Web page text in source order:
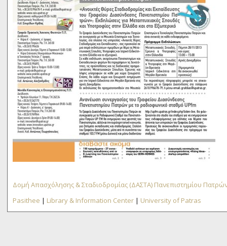
Δομή Απασχόλησης & Σταδιοδρομίας (ΔΑΣΤΑ) Πανεπιστημίου
Pasithee | Library & Information Center | University of Patras